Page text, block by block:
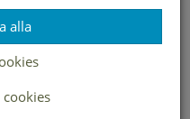
först
alla